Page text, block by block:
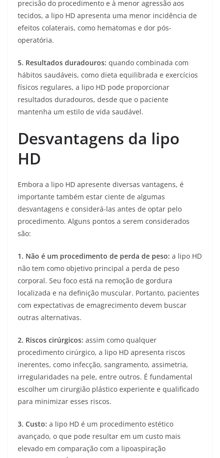
precisão do procedimento e à menor agressão aos
tecidos, a lipo HD apresenta uma menor incidência de
efeitos colaterais, como hematomas e dor pós-
operatória.
5. Resultados duradouros: quando combinada com
hábitos saudáveis, como dieta equilibrada e exercícios
físicos regulares, a lipo HD pode proporcionar
resultados duradouros, desde que o paciente
mantenha um estilo de vida saudável.
Desvantagens da lipo
HD
Embora a lipo HD apresente diversas vantagens, é
importante também estar ciente de algumas
desvantagens e considerá-las antes de optar pelo
procedimento. Alguns pontos a serem considerados
são:
1. Não é um procedimento de perda de peso: a lipo HD
não tem como objetivo principal a perda de peso
corporal. Seu foco está na remoção de gordura
localizada e na definição muscular. Portanto, pacientes
com expectativas de emagrecimento devem buscar
outras alternativas.
2. Riscos cirúrgicos: assim como qualquer
procedimento cirúrgico, a lipo HD apresenta riscos
inerentes, como infecção, sangramento, assimetria,
irregularidades na pele, entre outros. É fundamental
escolher um cirurgião plástico experiente e qualificado
para minimizar esses riscos.
3. Custo: a lipo HD é um procedimento estético
avançado, o que pode resultar em um custo mais
elevado em comparação com a lipoaspiração